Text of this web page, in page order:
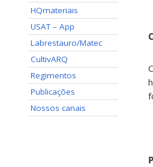
HQmateriais
USAT – App
Labrestauro/Matec
CultivARQ
Regimentos
Publicações
Nossos canais